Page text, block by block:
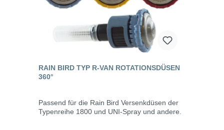
RAIN BIRD TYP R-VAN ROTATIONSDÜSEN
360°
Passend für die Rain Bird Versenkdüsen der
Typenreihe 1800 und UNI-Spray und andere.